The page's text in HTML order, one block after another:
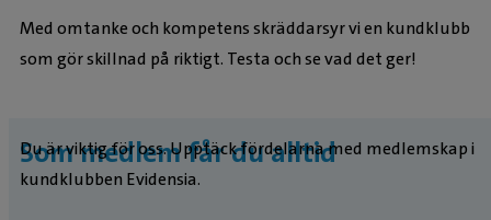
Med omtanke och kompetens skräddarsyr vi en kundklubb
som gör skillnad på riktigt. Testa och se vad det ger!
Som medlem får du alltid
Du är viktig för oss. Upptäck fördelarna med medlemskap i
kundklubben Evidensia.